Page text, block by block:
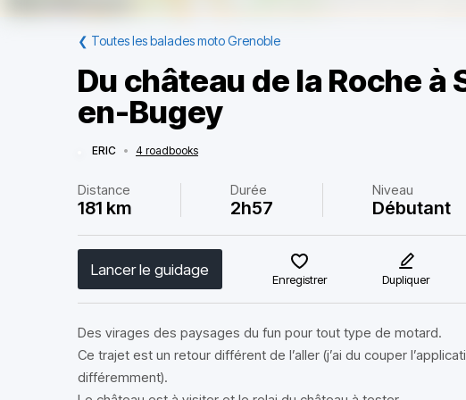
❮ Toutes les balades moto Grenoble
Du château de la Roche à
en-Bugey
ERIC • 4 roadbooks
Distance
181 km
Durée
2h57
Niveau
Débutant
Lancer le guidage
Enregistrer Dupliquer
Des virages des paysages du fun pour tout type de motard.
Ce trajet est un retour différent de l’aller (j’ai du couper
différemment).